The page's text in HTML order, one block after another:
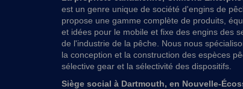
est un genre unique de société d'engins de
propose une gamme complète de produits,
et idées pour le mobile et fixe des engins des
de l'industrie de la pêche. Nous nous
la conception et la construction des espèces
sélective gear et la sélectivité des dispositifs.
Siège social à Dartmouth, en Nouvelle-